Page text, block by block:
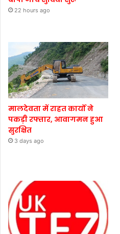
22 hours ago
मालदेवता में राहत कार्यों ने
पकड़ी रफ्तार, आवागमन हुआ
सुरक्षित
3 days ago